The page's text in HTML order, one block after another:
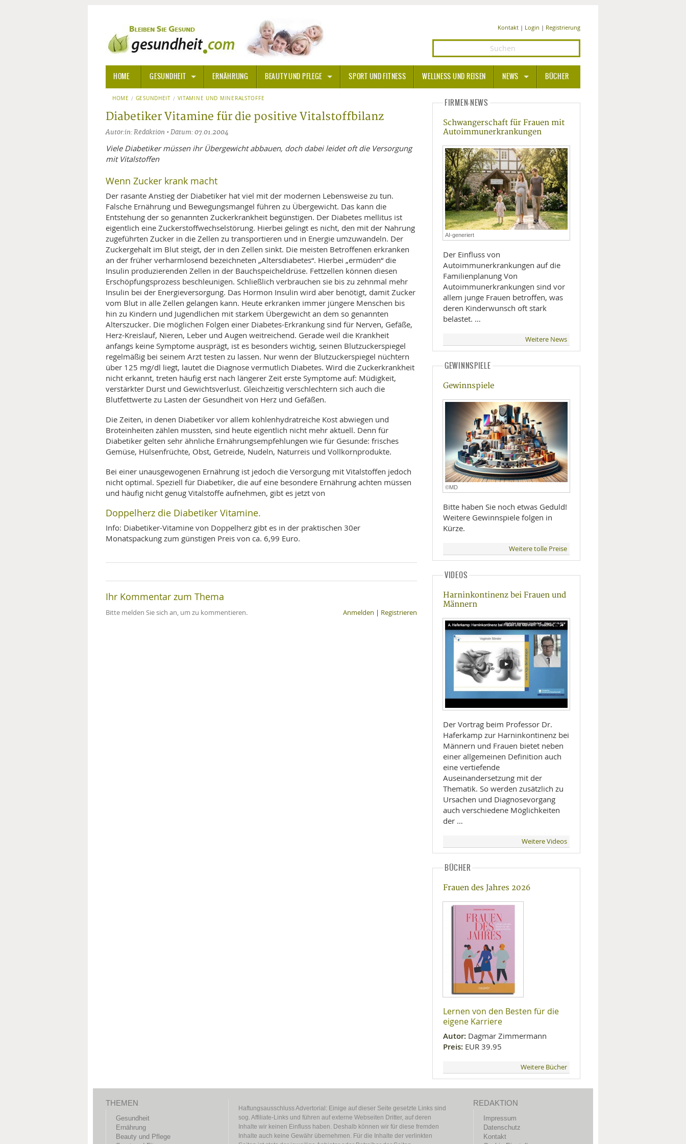
Kontakt| Login | Registrierung
HOME GESUNDHEIT
ALLGEMEINE INFORMATIONEN
ALTERNATIVE HEILWEISENAROMA THERAPIE
BACHBLÜTEN
HOMÖOPATHIE
KALIFORNISCHE BLÜTEN
NATURHEILKUNDE
ALTERNATIVE MEDIZIN
GIFTSTOFFE
KRANKHEITEN VON A-ZANGST
MEDIZINISCHE FACHBEGRIFFE
MUND UND ZÄHNE
PRÄVENTION UND ALTER
SYMPTOME UND DIAGNOSE
VITAMINE UND MINERALSTOFFE
WISSENSCHAFT UND FORSCHUNG
ERNÄHRUNG BEAUTY UND PFLEGE SPORT UND FITNESS WELLNESS UND REISEN NEWS
MEDIZIN UND PHARMA
ERNÄHRUNG
BEAUTY UND PFLEGE
SPORT UND FITNESS
WELLNESS UND REISEN
LIFESTYLE
MOBILITÄT
BÜCHER
HOME GESUNDHEIT VITAMINE UND MINERALSTOFFE
Diabetiker Vitamine für die positive Vitalstoffbilanz
Autor:in: Redaktion • Datum: 07.01.2004
Viele Diabetiker müssen ihr Übergewicht abbauen, doch dabei leidet oft die Versorgung
mit Vitalstoffen
Wenn Zucker krank macht
Der rasante Anstieg der Diabetiker hat viel mit der modernen Lebensweise zu tun.
Falsche Ernährung und Bewegungsmangel führen zu Übergewicht. Das kann die
Entstehung der so genannten Zuckerkrankheit begünstigen. Der Diabetes mellitus ist
eigentlich eine Zuckerstoffwechselstörung. Hierbei gelingt es nicht, den mit der Nahrung
zugeführten Zucker in die Zellen zu transportieren und in Energie umzuwandeln. Der
Zuckergehalt im Blut steigt, der in den Zellen sinkt. Die meisten Betroffenen erkranken
an der früher verharmlosend bezeichneten „Altersdiabetes“. Hierbei „ermüden“ die
Insulin produzierenden Zellen in der Bauchspeicheldrüse. Fettzellen können diesen
Erschöpfungsprozess beschleunigen. Schließlich verbrauchen sie bis zu zehnmal mehr
Insulin bei der Energieversorgung. Das Hormon Insulin wird aber benötigt, damit Zucker
vom Blut in alle Zellen gelangen kann. Heute erkranken immer jüngere Menschen bis
hin zu Kindern und Jugendlichen mit starkem Übergewicht an dem so genannten
Alterszucker. Die möglichen Folgen einer Diabetes-Erkrankung sind für Nerven, Gefäße,
Herz-Kreislauf, Nieren, Leber und Augen weitreichend. Gerade weil die Krankheit
anfangs keine Symptome ausprägt, ist es besonders wichtig, seinen Blutzuckerspiegel
regelmäßig bei seinem Arzt testen zu lassen. Nur wenn der Blutzuckerspiegel nüchtern
über 125 mg/dl liegt, lautet die Diagnose vermutlich Diabetes. Wird die Zuckerkrankheit
nicht erkannt, treten häufig erst nach längerer Zeit erste Symptome auf: Müdigkeit,
verstärkter Durst und Gewichtsverlust. Gleichzeitig verschlechtern sich auch die
Blutfettwerte zu Lasten der Gesundheit von Herz und Gefäßen.
Die Zeiten, in denen Diabetiker vor allem kohlenhydratreiche Kost abwiegen und
Broteinheiten zählen mussten, sind heute eigentlich nicht mehr aktuell. Denn für
Diabetiker gelten sehr ähnliche Ernährungsempfehlungen wie für Gesunde: frisches
Gemüse, Hülsenfrüchte, Obst, Getreide, Nudeln, Naturreis und Vollkornprodukte.
Bei einer unausgewogenen Ernährung ist jedoch die Versorgung mit Vitalstoffen jedoch
nicht optimal. Speziell für Diabetiker, die auf eine besondere Ernährung achten müssen
und häufig nicht genug Vitalstoffe aufnehmen, gibt es jetzt von
Doppelherz die Diabetiker Vitamine.
Info: Diabetiker-Vitamine von Doppelherz gibt es in der praktischen 30er
Monatspackung zum günstigen Preis von ca. 6,99 Euro.
Ihr Kommentar zum Thema
Bitte melden Sie sich an, um zu kommentieren. Anmelden | Registrieren
FIRMEN-NEWS
Schwangerschaft für Frauen mit
Autoimmunerkrankungen
AI-generiert
Der Einfluss von
Autoimmunerkrankungen auf die
Familienplanung Von
Autoimmunerkrankungen sind vor
allem junge Frauen betroffen, was
deren Kinderwunsch oft stark
belastet. …
Weitere News
GEWINNSPIELE
Gewinnspiele
©MD
Bitte haben Sie noch etwas Geduld!
Weitere Gewinnspiele folgen in
Kürze.
Weitere tolle Preise
VIDEOS
Harninkontinenz bei Frauen und
Männern
Der Vortrag beim Professor Dr.
Haferkamp zur Harninkontinenz bei
Männern und Frauen bietet neben
einer allgemeinen Definition auch
eine vertiefende
Auseinandersetzung mit der
Thematik. So werden zusätzlich zu
Ursachen und Diagnosevorgang
auch verschiedene Möglichkeiten
der …
Weitere Videos
BÜCHER
Frauen des Jahres 2026
Lernen von den Besten für die
eigene Karriere
Autor: Dagmar Zimmermann
Preis: EUR 39.95
Weitere Bücher
THEMEN
Gesundheit
Ernährung
Beauty und Pflege
Haftungsausschluss Advertorial: Einige auf dieser Seite gesetzte Links sind
sog. Affiliate-Links und führen auf externe Webseiten Dritter, auf deren
Inhalte wir keinen Einfluss haben. Deshalb können wir für diese fremden
Inhalte auch keine Gewähr übernehmen. Für die Inhalte der verlinkten
REDAKTION
Impressum
Datenschutz
Kontakt